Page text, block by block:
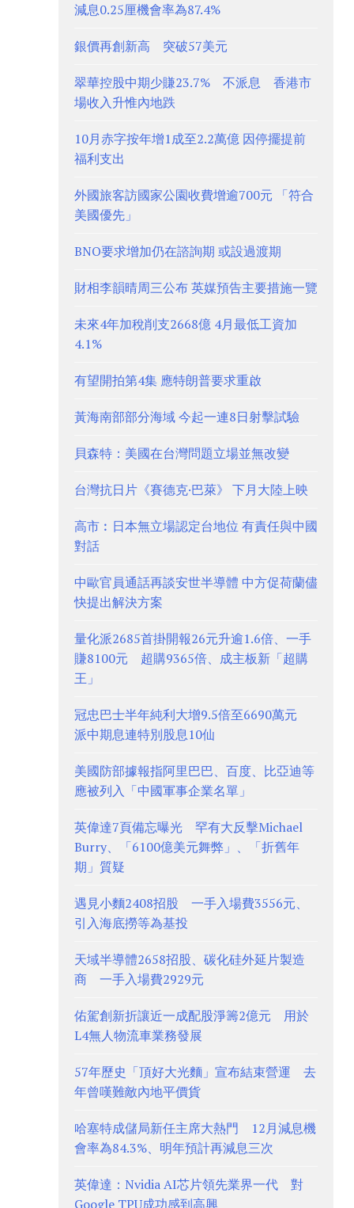
減息0.25厘機會率為87.4%
銀價再創新高 突破57美元
翠華控股中期少賺23.7% 不派息 香港市
場收入升惟內地跌
10月赤字按年增1成至2.2萬億 因停擺提前
福利支出
外國旅客訪國家公園收費增逾700元 「符合
美國優先」
BNO要求增加仍在諮詢期 或設過渡期
財相李韻晴周三公布 英媒預告主要措施一覽
未來4年加稅削支2668億 4月最低工資加
4.1%
有望開拍第4集 應特朗普要求重啟
黃海南部部分海域 今起一連8日射擊試驗
貝森特：美國在台灣問題立場並無改變
台灣抗日片《賽德克·巴萊》 下月大陸上映
高市︰日本無立場認定台地位 有責任與中國
對話
中歐官員通話再談安世半導體 中方促荷蘭儘
快提出解決方案
量化派2685首掛開報26元升逾1.6倍、一手
賺8100元 超購9365倍、成主板新「超購
王」
冠忠巴士半年純利大增9.5倍至6690萬元
派中期息連特別股息10仙
美國防部據報指阿里巴巴、百度、比亞迪等
應被列入「中國軍事企業名單」
英偉達7頁備忘曝光 罕有大反擊Michael
Burry、「6100億美元舞弊」、「折舊年
期」質疑
遇見小麵2408招股 一手入場費3556元、
引入海底撈等為基投
天域半導體2658招股、碳化硅外延片製造
商 一手入場費2929元
佑駕創新折讓近一成配股淨籌2億元 用於
L4無人物流車業務發展
57年歷史「頂好大光麵」宣布結束營運 去
年曾嘆難敵內地平價貨
哈塞特成儲局新任主席大熱門 12月減息機
會率為84.3%、明年預計再減息三次
英偉達：Nvidia AI芯片領先業界一代 對
Google TPU成功感到高興